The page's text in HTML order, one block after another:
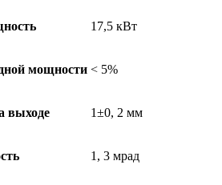
17,5 кВт
мощности < 5%
выходе 1±0, 2 мм
1, 3 мрад